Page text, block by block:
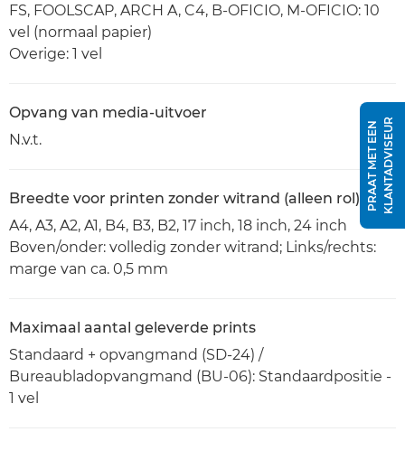
FS, FOOLSCAP, ARCH A, C4, B-OFICIO, M-OFICIO: 10
vel (normaal papier)
Overige: 1 vel
Opvang van media-uitvoer
N.v.t.
Breedte voor printen zonder witrand (alleen rol)
A4, A3, A2, A1, B4, B3, B2, 17 inch, 18 inch, 24 inch
Boven/onder: volledig zonder witrand; Links/rechts:
marge van ca. 0,5 mm
Maximaal aantal geleverde prints
Standaard + opvangmand (SD-24) /
Bureaubladopvangmand (BU-06): Standaardpositie -
1 vel
P
R
A
A
T
M
E
T
E
E
N
K
L
A
N
T
A
D
V
I
S
E
UR